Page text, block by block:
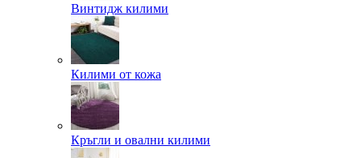
Винтидж килими
Килими от кожа
Кръгли и овални килими